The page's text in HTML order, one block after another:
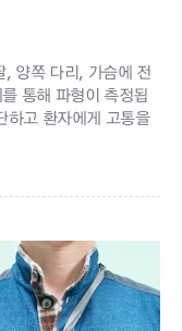
, 양쪽 다리, 가슴에 전
통해 파형이 측정됩
고 환자에게 고통을